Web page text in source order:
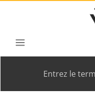
Passer au contenu principal